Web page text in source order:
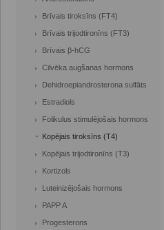
Brīvais tiroksīns (FT4)
Brīvais trijodtironīns (FT3)
Brīvais β-hCG
Cilvēka augšanas hormons
Dehidroepiandrosterona sulfāts
Estradiols
Folikulus stimulējošais hormons
Kopējais tiroksīns (T4)
Kopējais trijodtironīns (T3)
Kortizols
Luteinizējošais hormons
PAPP A
Progesterons